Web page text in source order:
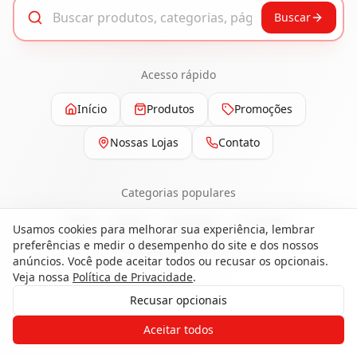
Buscar
Acesso rápido
Início Produtos Promoções
Nossas Lojas Contato
Categorias populares
Pisos
Ferragens
Painéis e Revestimentos
Gostaria de receber o contato de um
de nossos especialistas?
Usamos cookies para melhorar sua experiência, lembrar
preferências e medir o desempenho do site e dos nossos
anúncios. Você pode aceitar todos ou recusar os opcionais.
Veja nossa Política de Privacidade.
Recusar opcionais
Aceitar todos